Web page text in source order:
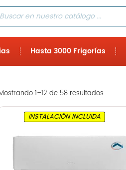
Hasta 3000 Frigorías
1–12 de 58 resultados
INSTALACIÓN INCLUIDA